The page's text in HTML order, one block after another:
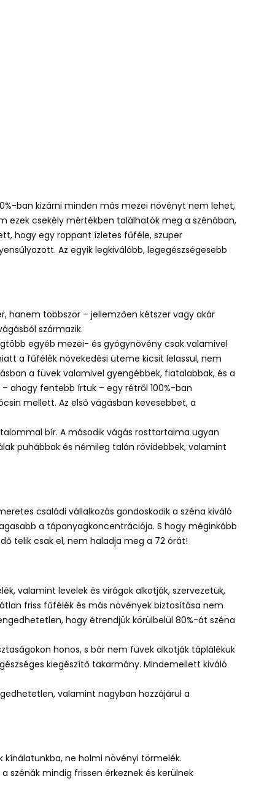
ban kizárni minden más mezei növényt nem lehet,
ezek csekély mértékben találhatók meg a szénában,
hogy egy roppant ízletes fűféle, szuper
Az egyik legkiválóbb, legegészségesebb
hanem többször – jellemzően kétszer vagy akár
származik.
egyéb mezei- és gyógynövény csak valamivel
a fűfélék növekedési üteme kicsit lelassul, nem
a füvek valamivel gyengébbek, fiatalabbak, és a
– ahogy fentebb írtuk – egy rétről 100%-ban
mellett. Az első vágásban kevesebbet, a
bír. A második vágás rosttartalma ugyan
puhábbak és némileg talán rövidebbek, valamint
családi vállalkozás gondoskodik a széna kiváló
a tápanyagkoncentrációja. S hogy méginkább
telik csak el, nem haladja meg a 72 órát!
valamint levelek és virágok alkotják, szervezetük,
friss fűfélék és más növények biztosítása nem
hogy étrendjük körülbelül 80%-át széna
honos, s bár nem füvek alkotják táplálékuk
kiegészítő takarmány. Mindemellett kiváló
valamint nagyban hozzájárul a
kínálatunkba, ne holmi növényi törmelék.
szénák mindig frissen érkeznek és kerülnek